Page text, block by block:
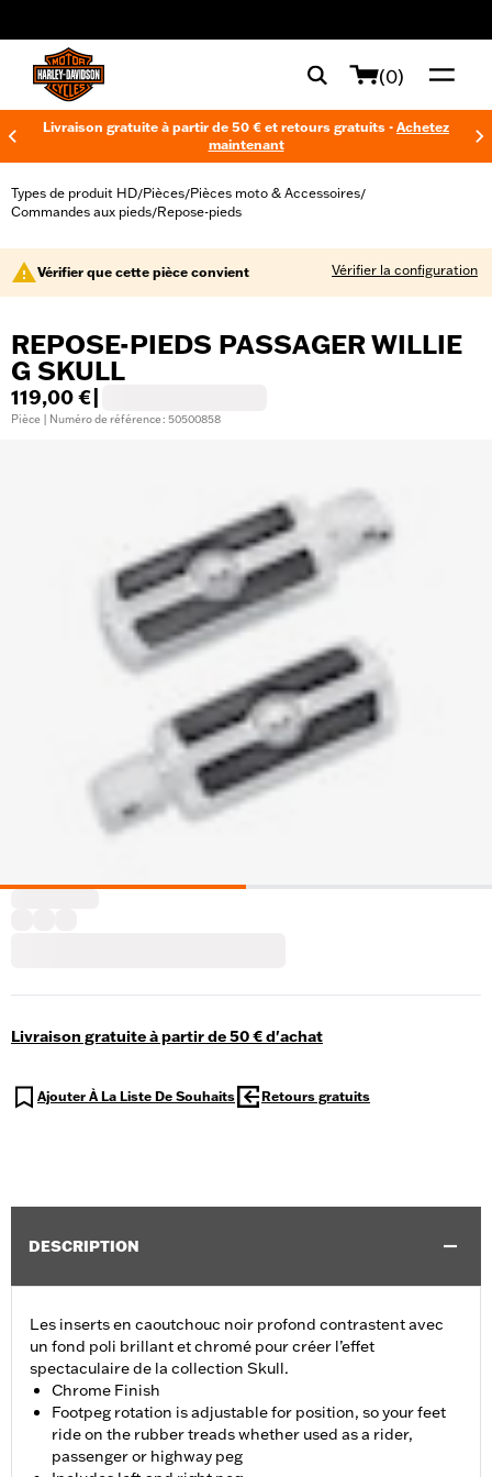
(0)
Livraison gratuite à partir de 50 € et retours gratuits - Achetez
maintenant
Types de produit HD/Pièces/Pièces moto & Accessoires/
Commandes aux pieds/Repose-pieds
Vérifier que cette pièce convient Vérifier la configuration
REPOSE-PIEDS PASSAGER WILLIE
G SKULL
119,00 €
Pièce | Numéro de référence : 50500858
Livraison gratuite à partir de 50 € d'achat
Ajouter À La Liste De Souhaits Retours gratuits
DESCRIPTION
Les inserts en caoutchouc noir profond contrastent avec
un fond poli brillant et chromé pour créer l’effet
spectaculaire de la collection Skull.
Chrome Finish
Footpeg rotation is adjustable for position, so your feet
ride on the rubber treads whether used as a rider,
passenger or highway peg